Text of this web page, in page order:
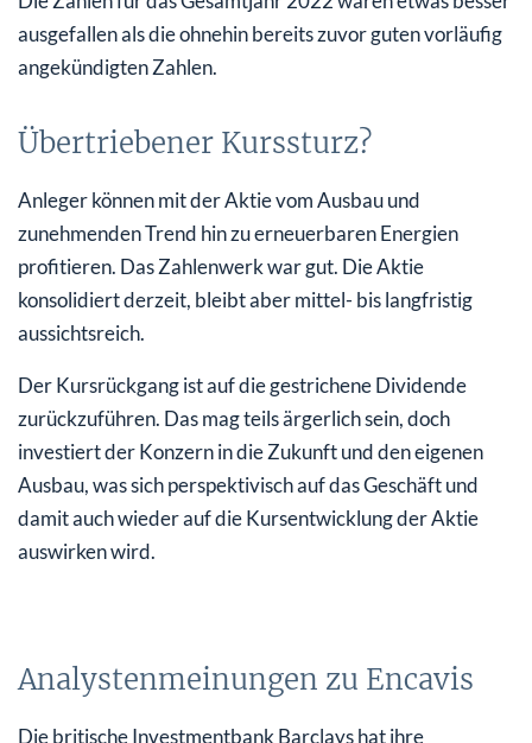
ausgefallen als die ohnehin bereits zuvor guten vorläufig
angekündigten Zahlen.
Übertriebener Kurssturz?
Anleger können mit der Aktie vom Ausbau und
zunehmenden Trend hin zu erneuerbaren Energien
profitieren. Das Zahlenwerk war gut. Die Aktie
konsolidiert derzeit, bleibt aber mittel- bis langfristig
aussichtsreich.
Der Kursrückgang ist auf die gestrichene Dividende
zurückzuführen. Das mag teils ärgerlich sein, doch
investiert der Konzern in die Zukunft und den eigenen
Ausbau, was sich perspektivisch auf das Geschäft und
damit auch wieder auf die Kursentwicklung der Aktie
auswirken wird.
Analystenmeinungen zu Encavis
Die britische Investmentbank Barclays hat ihre